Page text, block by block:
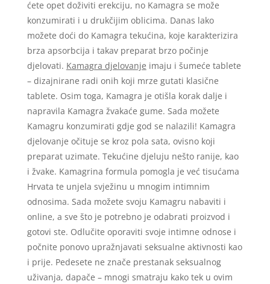
ćete opet doživiti erekciju, no Kamagra se može
konzumirati i u drukčijim oblicima. Danas lako
možete doći do Kamagra tekućina, koje karakterizira
brza apsorbcija i takav preparat brzo počinje
djelovati. Kamagra djelovanje imaju i šumeće tablete
– dizajnirane radi onih koji mrze gutati klasične
tablete. Osim toga, Kamagra je otišla korak dalje i
napravila Kamagra žvakaće gume. Sada možete
Kamagru konzumirati gdje god se nalazili! Kamagra
djelovanje očituje se kroz pola sata, ovisno koji
preparat uzimate. Tekućine djeluju nešto ranije, kao
i žvake. Kamagrina formula pomogla je već tisućama
Hrvata te unjela svježinu u mnogim intimnim
odnosima. Sada možete svoju Kamagru nabaviti i
online, a sve što je potrebno je odabrati proizvod i
gotovi ste. Odlučite oporaviti svoje intimne odnose i
počnite ponovo upražnjavati seksualne aktivnosti kao
i prije. Pedesete ne znače prestanak seksualnog
uživanja, dapače – mnogi smatraju kako tek u ovim